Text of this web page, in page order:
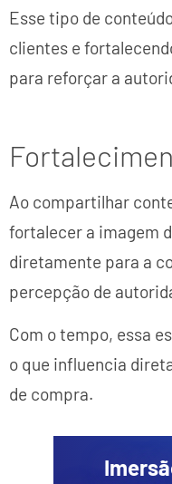
Esse tipo de
clientes e
para reforçar a
Ao compartilhar
fortalecer a imagem
diretamente para a
percepção de
Com o tempo, essa
o que influencia
de compra.